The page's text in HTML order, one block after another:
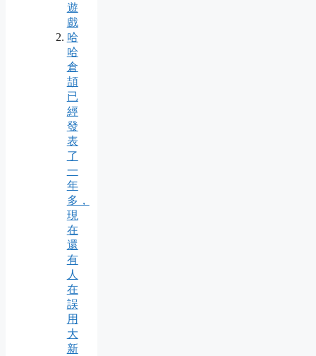
遊
戲
哈
哈
倉
頡
已
經
發
表
了
一
年
多，
現
在
還
有
人
在
誤
用
大
新